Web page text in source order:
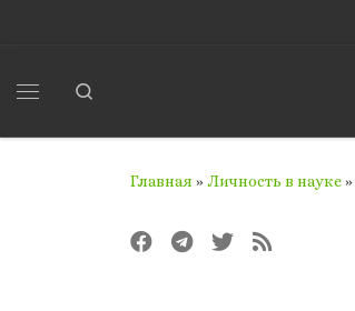
Главная »Личность в науке»